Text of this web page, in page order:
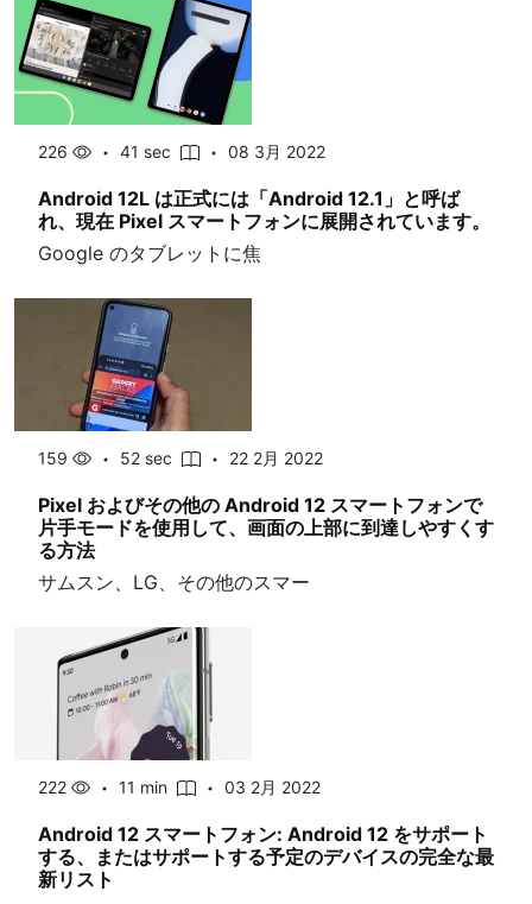
226 41 sec 08 3月 2022
Android 12L は正式には「Android 12.1」と呼ば
れ、現在 Pixel スマートフォンに展開されています。
Google のタブレットに焦
159 52 sec 22 2月 2022
Pixel およびその他の Android 12 スマートフォンで
片手モードを使用して、画面の上部に到達しやすくす
る方法
サムスン、LG、その他のスマー
222 11 min 03 2月 2022
Android 12 スマートフォン: Android 12 をサポート
する、またはサポートする予定のデバイスの完全な最
新リスト